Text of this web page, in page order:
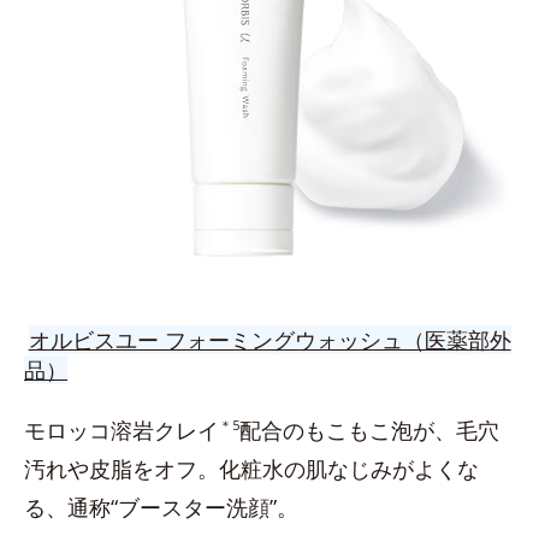
オルビスユー フォーミングウォッシュ（医薬部外
品）
モロッコ溶岩クレイ ＊5配合のもこもこ泡が、毛穴
汚れや皮脂をオフ。化粧水の肌なじみがよくな
る、通称“ブースター洗顔”。